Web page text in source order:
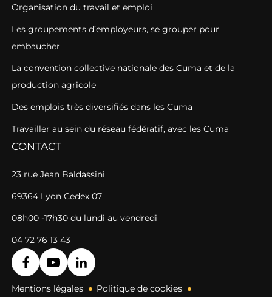
Organisation du travail et emploi
Les groupements d’employeurs, se grouper pour
embaucher
La convention collective nationale des Cuma et de la
production agricole
Des emplois très diversifiés dans les Cuma
Travailler au sein du réseau fédératif, avec les Cuma
CONTACT
23 rue Jean Baldassini
69364 Lyon Cedex 07
08h00 -17h30 du lundi au vendredi
04 72 76 13 43
Mentions légales Politique de cookies